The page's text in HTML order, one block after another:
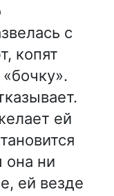
с
копят
ей
она ни
ей везде